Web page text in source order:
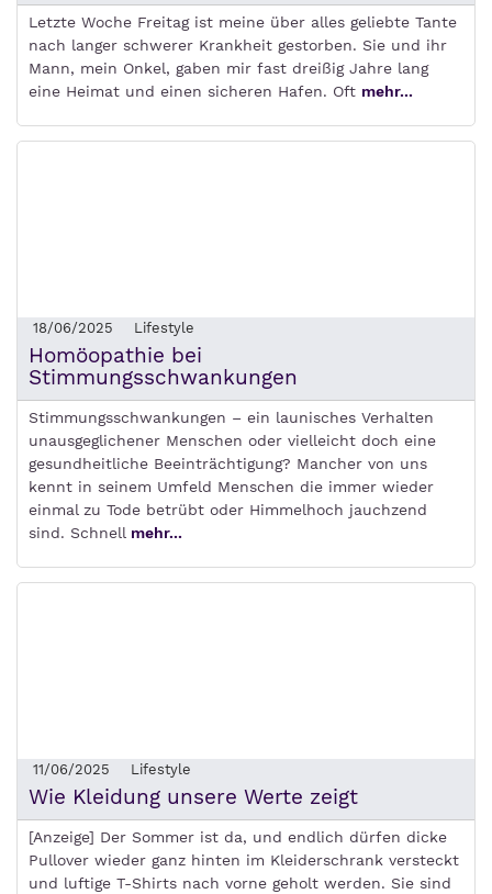
Letzte Woche Freitag ist meine über alles geliebte Tante
nach langer schwerer Krankheit gestorben. Sie und ihr
Mann, mein Onkel, gaben mir fast dreißig Jahre lang
eine Heimat und einen sicheren Hafen. Oft mehr...
18/06/2025 Lifestyle
Homöopathie bei
Stimmungsschwankungen
Stimmungsschwankungen – ein launisches Verhalten
unausgeglichener Menschen oder vielleicht doch eine
gesundheitliche Beeinträchtigung? Mancher von uns
kennt in seinem Umfeld Menschen die immer wieder
einmal zu Tode betrübt oder Himmelhoch jauchzend
sind. Schnell mehr...
11/06/2025 Lifestyle
Wie Kleidung unsere Werte zeigt
[Anzeige] Der Sommer ist da, und endlich dürfen dicke
Pullover wieder ganz hinten im Kleiderschrank versteckt
und luftige T-Shirts nach vorne geholt werden. Sie sind